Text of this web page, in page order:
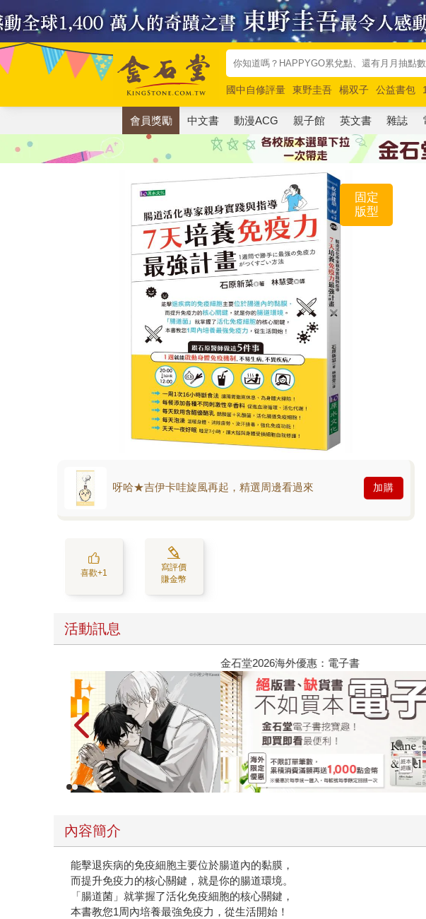
國中自修評量 東野圭吾 楊双子 公益書包
唯紅花綻放
奧德賽 路邊攤新作 馬斯克 玩
會員獎勵 中文書 動漫ACG 親子館 英文書 雜誌
固定
版型
呀哈★吉伊卡哇旋風再起，精選周邊看過來 加購
喜歡+1
寫評價
賺金幣
活動訊息
【父親節禮物展】5折起，滿888送88點金幣
內容簡介
能擊退疾病的免疫細胞主要位於腸道內的黏膜，
而提升免疫力的核心關鍵，就是你的腸道環境。
「腸道菌」就掌握了活化免疫細胞的核心關鍵，
本書教您1周內培養最強免疫力，從生活開始！